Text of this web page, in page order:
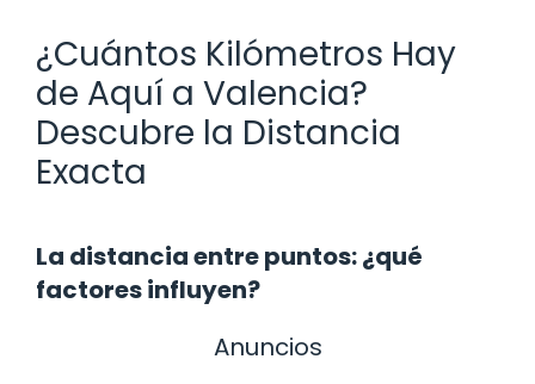
¿Cuántos Kilómetros Hay
de Aquí a Valencia?
Descubre la Distancia
Exacta
La distancia entre puntos: ¿qué
factores influyen?
Anuncios